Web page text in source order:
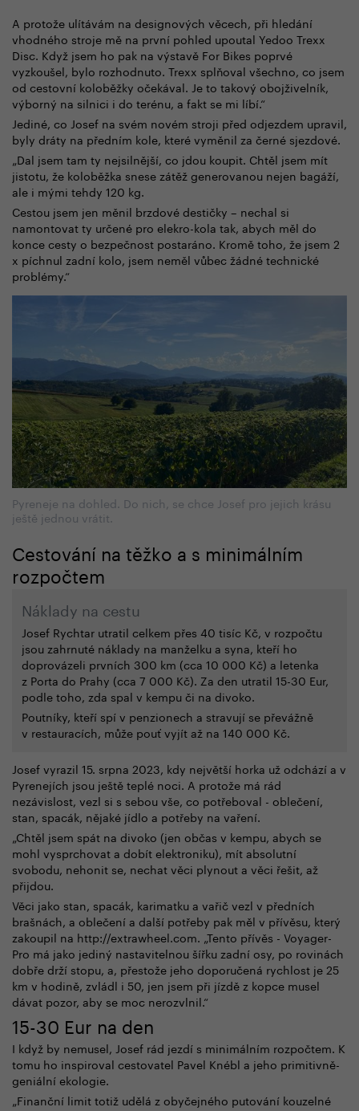
A protože ulítávám na designových věcech, při hledání
vhodného stroje mě na první pohled upoutal Yedoo Trexx
Disc. Když jsem ho pak na výstavě For Bikes poprvé
vyzkoušel, bylo rozhodnuto. Trexx splňoval všechno, co jsem
od cestovní koloběžky očekával. Je to takový obojživelník,
výborný na silnici i do terénu, a fakt se mi líbí.“
Jediné, co Josef na svém novém stroji před odjezdem upravil,
byly dráty na předním kole, které vyměnil za černé sjezdové.
„Dal jsem tam ty nejsilnější, co jdou koupit. Chtěl jsem mít
jistotu, že koloběžka snese zátěž generovanou nejen bagáží,
ale i mými tehdy 120 kg.
Cestou jsem jen měnil brzdové destičky – nechal si
namontovat ty určené pro elekro-kola tak, abych měl do
konce cesty o bezpečnost postaráno. Kromě toho, že jsem 2
x píchnul zadní kolo, jsem neměl vůbec žádné technické
problémy.“
Pyreneje na dohled. Do nich, se chce Josef pro jejich krásu
ještě jednou vrátit.
Cestování na těžko a s minimálním
rozpočtem
Náklady na cestu
Josef Rychtar utratil celkem přes 40 tisíc Kč, v rozpočtu
jsou zahrnuté náklady na manželku a syna, kteří ho
doprovázeli prvních 300 km (cca 10 000 Kč) a letenka
z Porta do Prahy (cca 7 000 Kč). Za den utratil 15-30 Eur,
podle toho, zda spal v kempu či na divoko.
Poutníky, kteří spí v penzionech a stravují se převážně
v restauracích, může pouť vyjít až na 140 000 Kč.
Josef vyrazil 15. srpna 2023, kdy největší horka už odchází a v
Pyrenejích jsou ještě teplé noci. A protože má rád
nezávislost, vezl si s sebou vše, co potřeboval - oblečení,
stan, spacák, nějaké jídlo a potřeby na vaření.
„Chtěl jsem spát na divoko (jen občas v kempu, abych se
mohl vysprchovat a dobít elektroniku), mít absolutní
svobodu, nehonit se, nechat věci plynout a věci řešit, až
přijdou.
Věci jako stan, spacák, karimatku a vařič vezl v předních
brašnách, a oblečení a další potřeby pak měl v přívěsu, který
zakoupil na http://extrawheel.com. „Tento přívěs - Voyager-
Pro má jako jediný nastavitelnou šířku zadní osy, po rovinách
dobře drží stopu, a, přestože jeho doporučená rychlost je 25
km v hodině, zvládl i 50, jen jsem při jízdě z kopce musel
dávat pozor, aby se moc nerozvlnil.“
15-30 Eur na den
I když by nemusel, Josef rád jezdí s minimálním rozpočtem. K
tomu ho inspiroval cestovatel Pavel Knébl a jeho primitivně-
geniální ekologie.
„Finanční limit totiž udělá z obyčejného putování kouzelné